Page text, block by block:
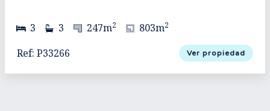
3 3 247m2 803m2
Ref: P33266 Ver propiedad